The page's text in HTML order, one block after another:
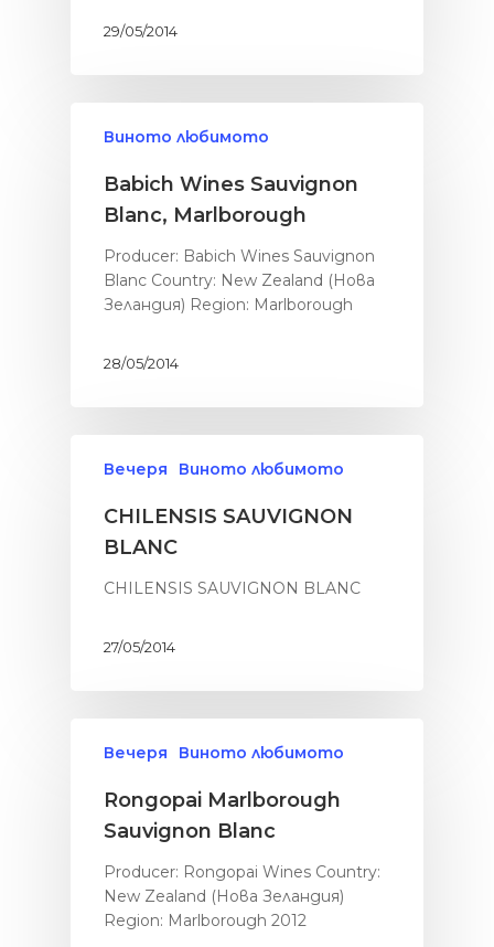
29/05/2014
Виното любимото
Babich Wines Sauvignon
Blanc, Marlborough
Producer: Babich Wines Sauvignon
Blanc Country: New Zealand (Нова
Зеландия) Region: Marlborough
28/05/2014
Вечеря Виното любимото
CHILENSIS SAUVIGNON
BLANC
CHILENSIS SAUVIGNON BLANC
27/05/2014
Вечеря Виното любимото
Rongopai Marlborough
Sauvignon Blanc
Producer: Rongopai Wines Country:
New Zealand (Нова Зеландия)
Region: Marlborough 2012
БЕЗ млечни
Картофки
Месо
От баба
Риба
Салати
Суши
Сладките неща
Сладките неща
Солените неща
живота
Уикенд
Празник